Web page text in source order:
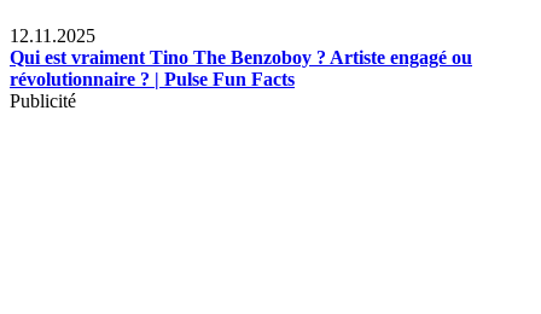
12.11.2025
Qui est vraiment Tino The Benzoboy ? Artiste engagé ou
révolutionnaire ? | Pulse Fun Facts
Publicité